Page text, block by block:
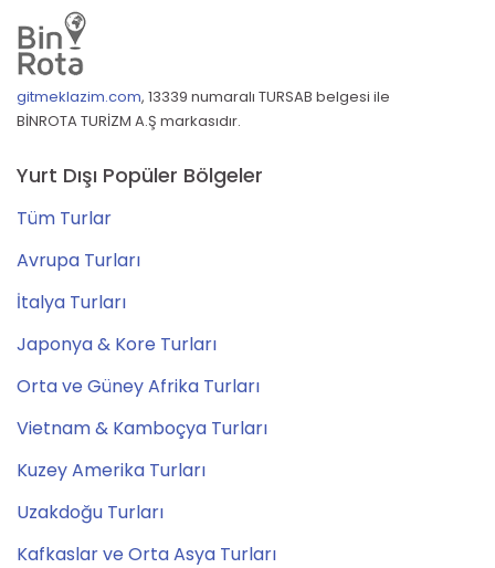
gitmeklazim.com, 13339 numaralı TURSAB belgesi ile
BİNROTA TURİZM A.Ş markasıdır.
Yurt Dışı Popüler Bölgeler
Tüm Turlar
Avrupa Turları
İtalya Turları
Japonya & Kore Turları
Orta ve Güney Afrika Turları
Vietnam & Kamboçya Turları
Kuzey Amerika Turları
Uzakdoğu Turları
Kafkaslar ve Orta Asya Turları